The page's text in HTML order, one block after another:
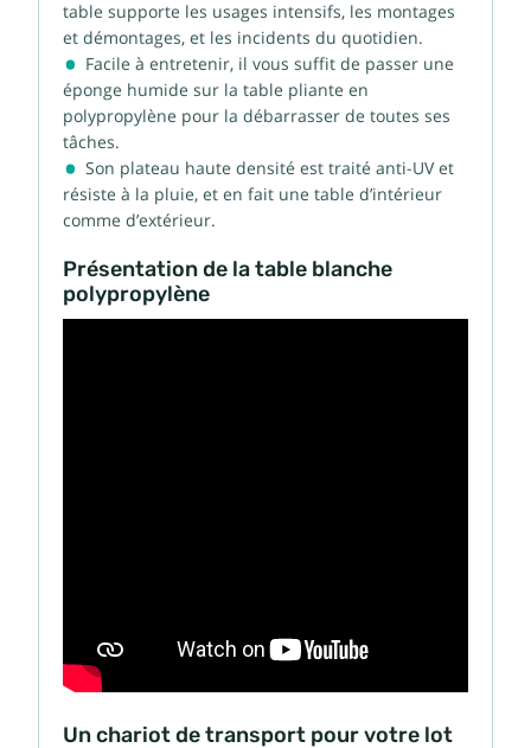
table supporte les usages intensifs, les montages
et démontages, et les incidents du quotidien.
Facile à entretenir, il vous suffit de passer une
éponge humide sur la table pliante en
polypropylène pour la débarrasser de toutes ses
tâches.
Son plateau haute densité est traité anti-UV et
résiste à la pluie, et en fait une table d’intérieur
comme d’extérieur.
Présentation de la table blanche
polypropylène
Un chariot de transport pour votre lot